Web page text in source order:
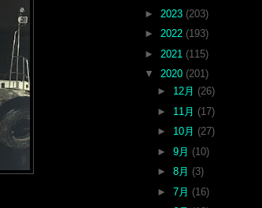
► 2023 (203)
► 2022 (193)
► 2021 (115)
▼ 2020 (201)
► 12月 (26)
► 11月 (17)
► 10月 (27)
► 9月 (10)
► 8月 (3)
► 7月 (16)